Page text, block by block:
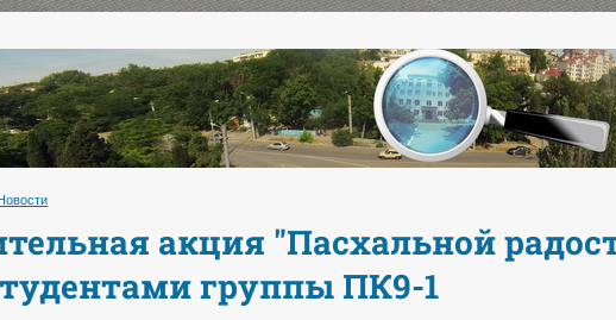
акция "Пасхальной
группы ПК9-1